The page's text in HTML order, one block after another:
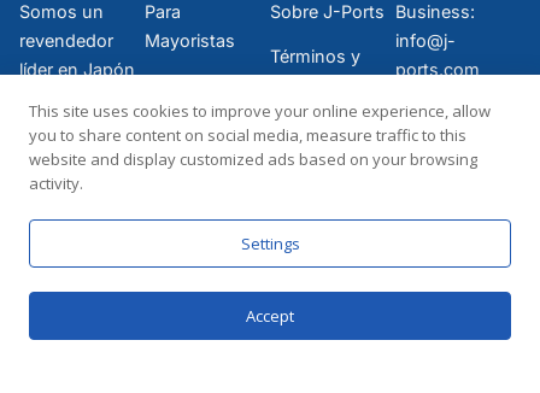
Somos un
revendedor
líder en Japón
relojes y
accesorios de
lujo de
auténticos.
Para
Mayoristas
Particulares
FAQ
Sobre J-Ports
Términos y
Política de
Privacidad
Business:
info@j-
ports.com
Support:
support@j-
ports.com
〒 552-0007
Tower 1-2-30,
This site uses cookies to improve your online experience, allow
you to share content on social media, measure traffic to this
website and display customized ads based on your browsing
activity.
Settings
Accept